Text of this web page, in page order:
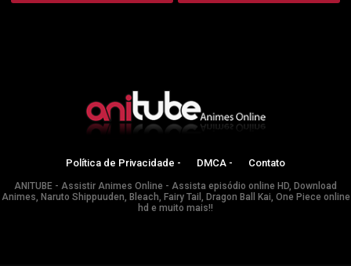
Política de Privacidade - DMCA - Contato
ANITUBE - Assistir Animes Online - Assista episódio online HD, Download
Animes, Naruto Shippuuden, Bleach, Fairy Tail, Dragon Ball Kai, One Piece online
hd e muito mais!!